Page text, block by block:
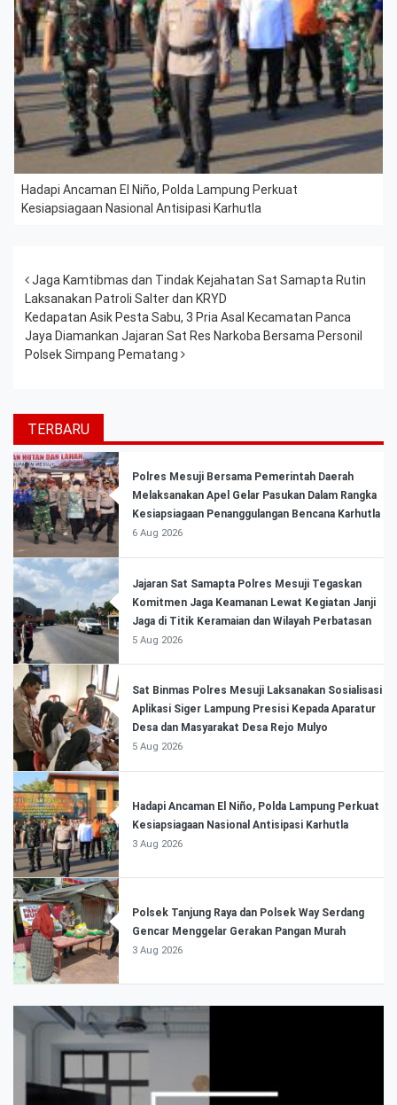
Hadapi Ancaman El Niño, Polda Lampung Perkuat
Kesiapsiagaan Nasional Antisipasi Karhutla
Post navigation
Jaga Kamtibmas dan Tindak Kejahatan Sat Samapta Rutin
Laksanakan Patroli Salter dan KRYD
Kedapatan Asik Pesta Sabu, 3 Pria Asal Kecamatan Panca
Jaya Diamankan Jajaran Sat Res Narkoba Bersama Personil
Polsek Simpang Pematang
TERBARU
Polres Mesuji Bersama Pemerintah Daerah
Melaksanakan Apel Gelar Pasukan Dalam Rangka
Kesiapsiagaan Penanggulangan Bencana Karhutla
6 Aug 2026
Jajaran Sat Samapta Polres Mesuji Tegaskan
Komitmen Jaga Keamanan Lewat Kegiatan Janji
Jaga di Titik Keramaian dan Wilayah Perbatasan
5 Aug 2026
Sat Binmas Polres Mesuji Laksanakan Sosialisasi
Aplikasi Siger Lampung Presisi Kepada Aparatur
Desa dan Masyarakat Desa Rejo Mulyo
5 Aug 2026
Hadapi Ancaman El Niño, Polda Lampung Perkuat
Kesiapsiagaan Nasional Antisipasi Karhutla
3 Aug 2026
Polsek Tanjung Raya dan Polsek Way Serdang
Gencar Menggelar Gerakan Pangan Murah
3 Aug 2026